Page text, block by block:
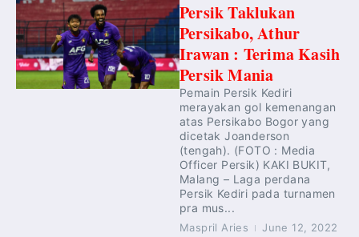
Persik Taklukan
Persikabo, Athur
Irawan : Terima Kasih
Persik Mania
Pemain Persik Kediri
merayakan gol kemenangan
atas Persikabo Bogor yang
dicetak Joanderson
(tengah). (FOTO : Media
Officer Persik) KAKI BUKIT,
Malang – Laga perdana
Persik Kediri pada turnamen
pra mus...
Maspril Aries June 12, 2022